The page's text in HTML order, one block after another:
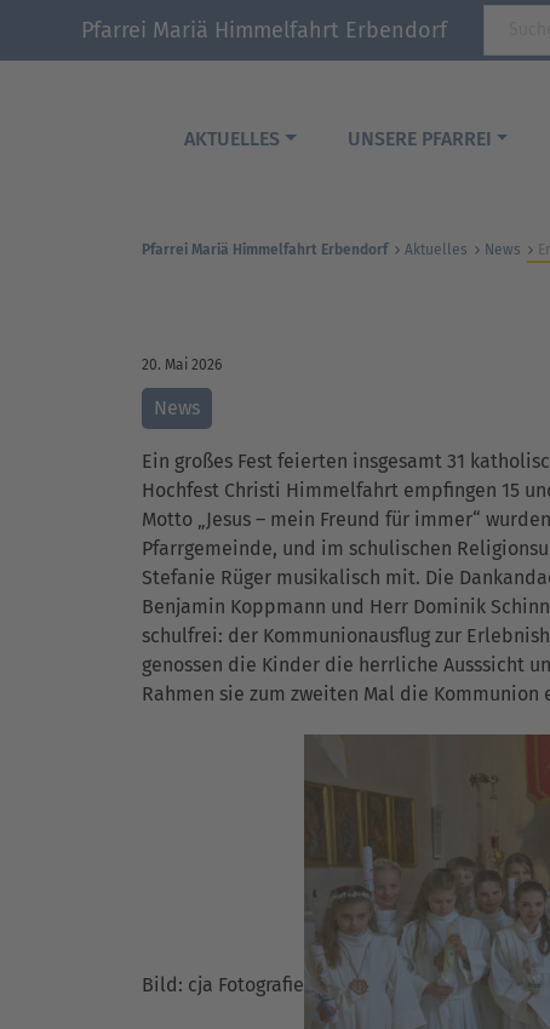
Pfarrei Mariä Himmelfahrt Erbendorf
AKTUELLES UNSERE PFARREI
Pfarrei Mariä Himmelfahrt Erbendorf Aktuelles News
20. Mai 2026
News
Ein großes Fest feierten insgesamt 31
Hochfest Christi Himmelfahrt empfingen 15
Motto „Jesus – mein Freund für immer“
Pfarrgemeinde, und im schulischen
Stefanie Rüger musikalisch mit. Die
Benjamin Koppmann und Herr Dominik
schulfrei: der Kommunionausflug zur
genossen die Kinder die herrliche Ausssicht
Rahmen sie zum zweiten Mal die Kommunion
Bild: cja Fotografie